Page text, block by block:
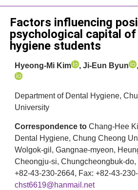
Original Article
Factors influencing
psychological capital
hygiene students
Hyeong-Mi Kim , Ji-Eun Byun
Department of Dental Hygiene,
University
Correspondence to Chang-Hee
Dental Hygiene, Chung Cheong
Wolgok-gil, Gangnae-myeon,
Cheongju-si, Chungcheongbuk-do,
+82-43-230-2664, Fax: +82-43-
chst6619@hanmail.net